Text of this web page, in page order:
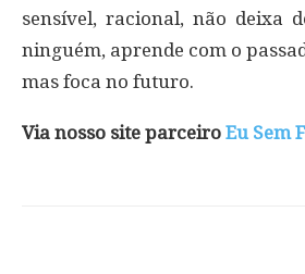
sensível, racional, não deixa
ninguém, aprende com o
mas foca no futuro.
Via nosso site parceiro Eu Sem